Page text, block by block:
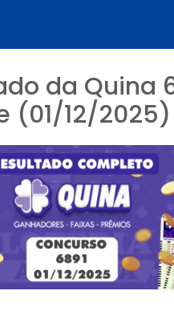
da Quina
(01/12/2025)